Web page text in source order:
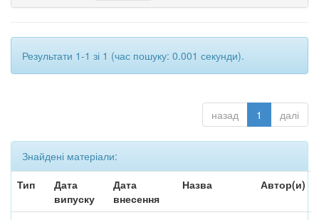
Результати 1-1 зі 1 (час пошуку: 0.001 секунди).
назад 1 далі
Знайдені матеріали:
Тип
Дата
випуску
Дата
внесення
Назва Автор(и)